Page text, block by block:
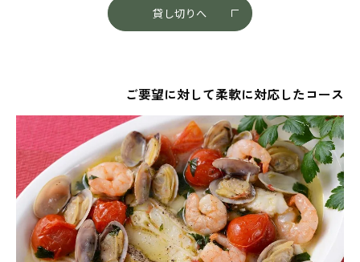
貸し切りへ
ご要望に対して柔軟に対応したコース